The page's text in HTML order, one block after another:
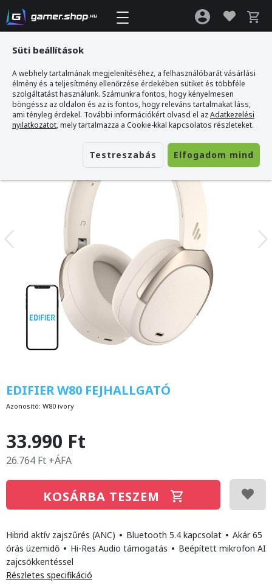
Gamer webshop >Edifier W80 Fejhallgató
EDIFIER W80 FEJHALLGATÓ
Azonosító: W80 ivory
33.990 Ft
26.764 Ft +ÁFA
KOSÁRBA TESZEM
Hibrid aktív zajszűrés (ANC) • Bluetooth 5.4 kapcsolat • Akár 65
órás üzemidő • Hi-Res Audio támogatás • Beépített mikrofon AI
zajcsökkentéssel
Részletes specifikáció
Süti beállítások
A webhely tartalmának megjelenítéséhez, a felhasználóbarát vásárlási
élmény és a teljesítmény ellenőrzése érdekében sütiket és többféle
szolgáltatást használunk. Számunkra fontos, hogy kényelmesen
böngéssz az oldalon és az is fontos, hogy releváns tartalmakat láss,
ami tényleg érdekel. További információkért olvasd el azAdatkezelési
nyilatkozatot, mely tartalmazza a Cookie-kkal kapcsolatos részleteket.
Testreszabás Elfogadom mind